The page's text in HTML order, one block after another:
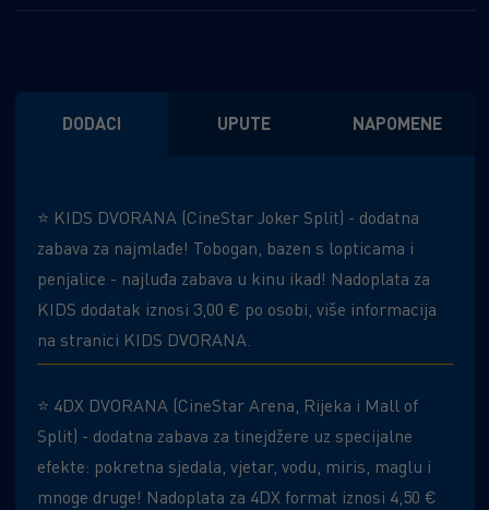
DODACI UPUTE NAPOMENE
⭐ KIDS DVORANA(CineStar Joker Split) - dodatna
zabava za najmlađe! Tobogan, bazen s lopticama i
penjalice - najluđa zabava u kinu ikad! Nadoplata za
KIDS dodatak iznosi 3,00 € po osobi, više informacija
na stranici KIDS DVORANA.
⭐ 4DX DVORANA(CineStar Arena, Rijeka i Mall of
Split) - dodatna zabava za tinejdžere uz specijalne
efekte: pokretna sjedala, vjetar, vodu, miris, maglu i
mnoge druge! Nadoplata za 4DX format iznosi 4,50 €